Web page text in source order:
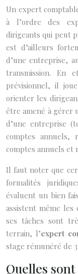
Un expert
à l’ordre des
dirigeants qui peut
est d’ailleurs
d’une entreprise,
transmission. En
prévisionnel, il
orienter les
être amené à gérer
d’une entreprise
comptes annuels,
comptes annuels et
Il faut noter que
formalités
évaluent un bien
assistent même les
ses tâches sont
terrain, l’expert
stage rémunéré de 3
Quelles